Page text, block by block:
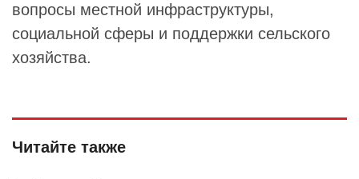
вопросы местной инфраструктуры,
социальной сферы и поддержки сельского
хозяйства.
Читайте также